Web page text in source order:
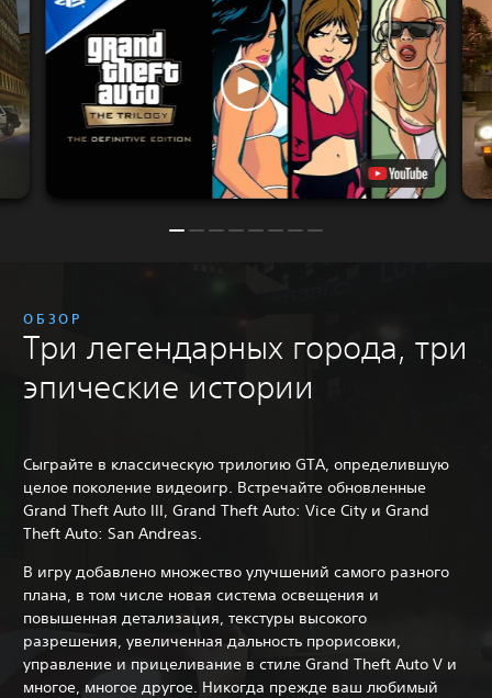
ОБЗОР
Три легендарных города, три
эпические истории
Сыграйте в классическую трилогию GTA, определившую
целое поколение видеоигр. Встречайте обновленные
Grand Theft Auto III, Grand Theft Auto: Vice City и Grand
Theft Auto: San Andreas.
В игру добавлено множество улучшений самого разного
плана, в том числе новая система освещения и
повышенная детализация, текстуры высокого
разрешения, увеличенная дальность прорисовки,
управление и прицеливание в стиле Grand Theft Auto V и
многое, многое другое. Никогда прежде ваш любимый